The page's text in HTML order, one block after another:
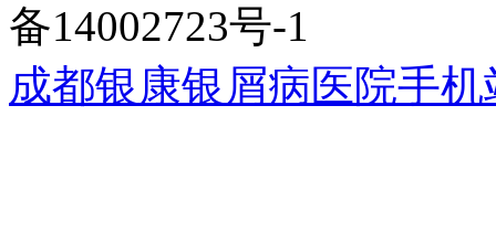
备14002723号-1
成都银康银屑病医院手机